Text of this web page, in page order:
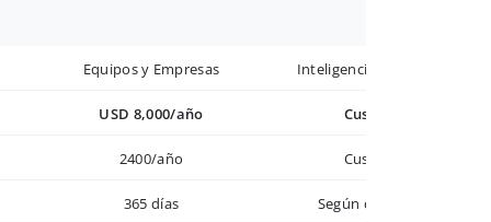
Equipos y Empresas Inteligencia avanzada
USD 8,000/año Custom
2400/año Custom
365 días Según contrato